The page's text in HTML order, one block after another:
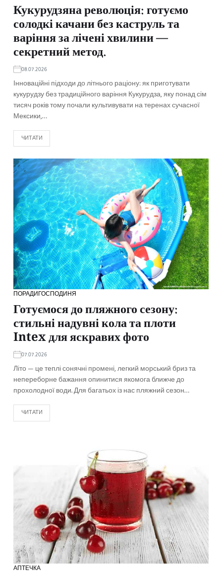
Кукурудзяна революція: готуємо
солодкі качани без каструль та
варіння за лічені хвилини —
секретний метод.
08.07.2026
Інноваційні підходи до літнього раціону: як приготувати
кукурудзу без традиційного варіння Кукурудза, яку понад сім
тисяч років тому почали культивувати на теренах сучасної
Мексики,…
ЧИТАТИ
ПОРАДИГОСПОДИНЯ
Готуємося до пляжного сезону:
стильні надувні кола та плоти
Intex для яскравих фото
07.07.2026
Літо — це теплі сонячні промені, легкий морський бриз та
непереборне бажання опинитися якомога ближче до
прохолодної води. Для багатьох із нас пляжний сезон…
ЧИТАТИ
АПТЕЧКА